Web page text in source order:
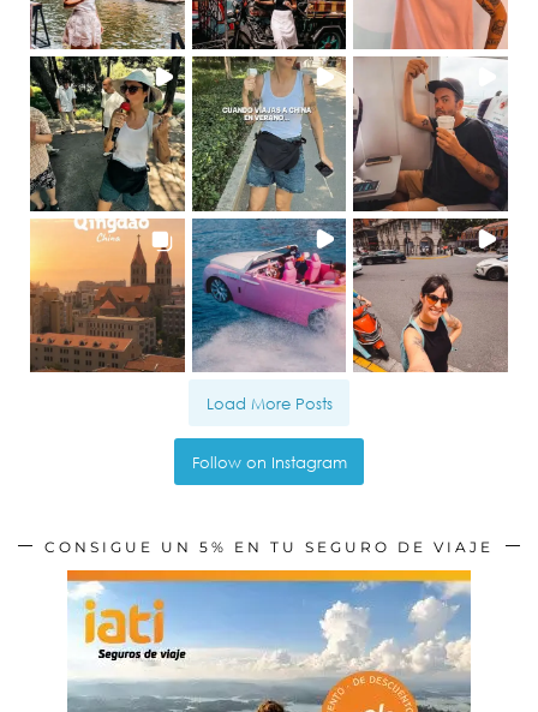
Load More Posts
Follow on Instagram
CONSIGUE UN 5% EN TU SEGURO DE VIAJE